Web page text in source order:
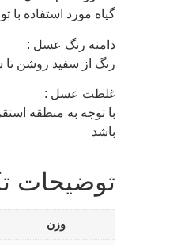
گیاه مورد استفاده
دامنه رنگ عسل :
رنگ از سفید روشن تا
غلظت عسل :
با توجه به منطقه
باشد
توضیحات
وزن